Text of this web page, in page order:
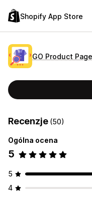
Shopify App Store
GO Product
Recenzje (50)
Ogólna ocena
5
5
4